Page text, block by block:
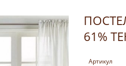
61%
Артикул